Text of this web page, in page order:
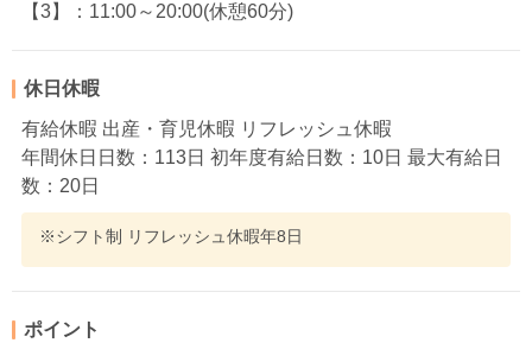
【3】：11:00～20:00(休憩60分)
休日休暇
有給休暇 出産・育児休暇 リフレッシュ休暇
年間休日日数：113日 初年度有給日数：10日 最大有給日
数：20日
※シフト制 リフレッシュ休暇年8日
ポイント